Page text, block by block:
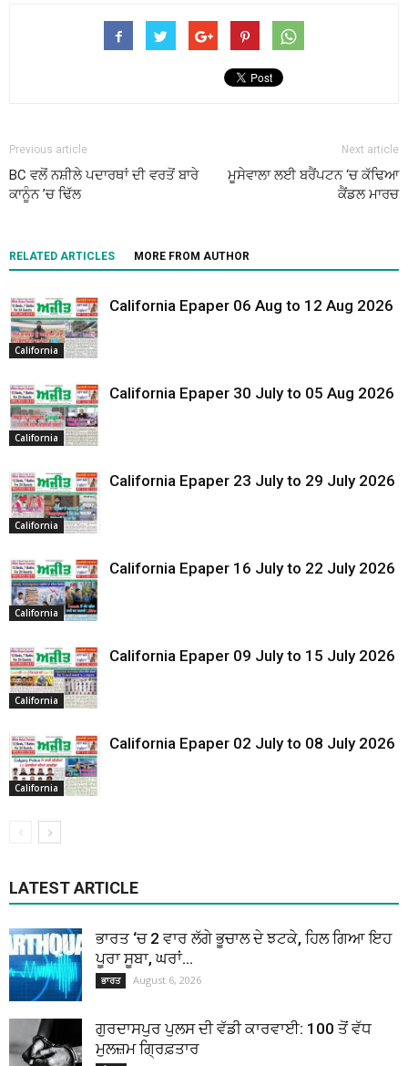
Previous article
BC ਵਲੋਂ ਨਸ਼ੀਲੇ ਪਦਾਰਥਾਂ ਦੀ ਵਰਤੋਂ ਬਾਰੇ
ਕਾਨੂੰਨ ’ਚ ਢਿੱਲ
Next article
ਮੂਸੇਵਾਲਾ ਲਈ ਬਰੈਂਪਟਨ ‘ਚ ਕੱਢਿਆ
ਕੈਂਡਲ ਮਾਰਚ
RELATED ARTICLES MORE FROM AUTHOR
California
California Epaper 06 Aug to 12 Aug 2026
California
California Epaper 30 July to 05 Aug 2026
California
California Epaper 23 July to 29 July 2026
California
California Epaper 16 July to 22 July 2026
California
California Epaper 09 July to 15 July 2026
California
California Epaper 02 July to 08 July 2026
LATEST ARTICLE
ਭਾਰਤ ‘ਚ 2 ਵਾਰ ਲੱਗੇ ਭੂਚਾਲ ਦੇ ਝਟਕੇ, ਹਿਲ ਗਿਆ ਇਹ
ਪੂਰਾ ਸੂਬਾ, ਘਰਾਂ...
ਭਾਰਤ August 6, 2026
ਗੁਰਦਾਸਪੁਰ ਪੁਲਸ ਦੀ ਵੱਡੀ ਕਾਰਵਾਈ: 100 ਤੋਂ ਵੱਧ
ਮੁਲਜ਼ਮ ਗ੍ਰਿਫ਼ਤਾਰ